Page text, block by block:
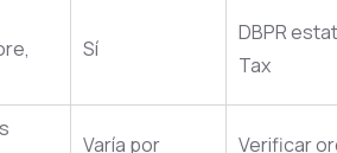
Sí
DBPR
Tax
Varía por
Verificar